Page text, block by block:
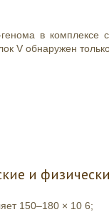
в
V обнаружен
и
150–180 × 10 6;